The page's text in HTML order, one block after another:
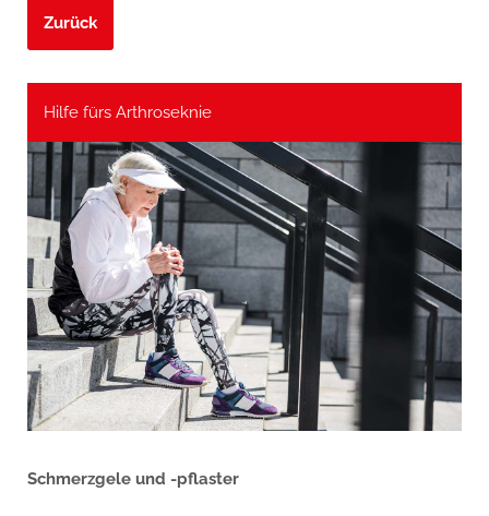
Zurück
Hilfe fürs Arthroseknie
Schmerzgele und -pflaster